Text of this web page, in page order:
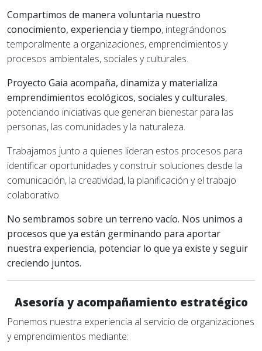
Compartimos de manera voluntaria nuestro
conocimiento, experiencia y tiempo, integrándonos
temporalmente a organizaciones, emprendimientos y
procesos ambientales, sociales y culturales.
Proyecto Gaia acompaña, dinamiza y materializa
emprendimientos ecológicos, sociales y culturales,
potenciando iniciativas que generan bienestar para las
personas, las comunidades y la naturaleza.
Trabajamos junto a quienes lideran estos procesos para
identificar oportunidades y construir soluciones desde la
comunicación, la creatividad, la planificación y el trabajo
colaborativo.
No sembramos sobre un terreno vacío. Nos unimos a
procesos que ya están germinando para aportar
nuestra experiencia, potenciar lo que ya existe y seguir
creciendo juntos.
Asesoría y acompañamiento estratégico
Ponemos nuestra experiencia al servicio de organizaciones
y emprendimientos mediante: